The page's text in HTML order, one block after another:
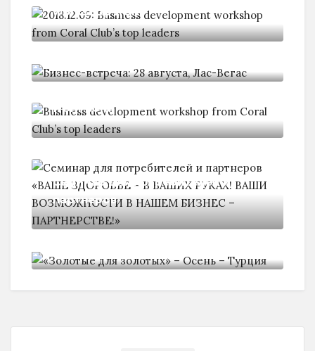
workshop from
Бизнес-встреча: 28 августа, Лас-
from Coral
Семинар для потребителей и
партнеров